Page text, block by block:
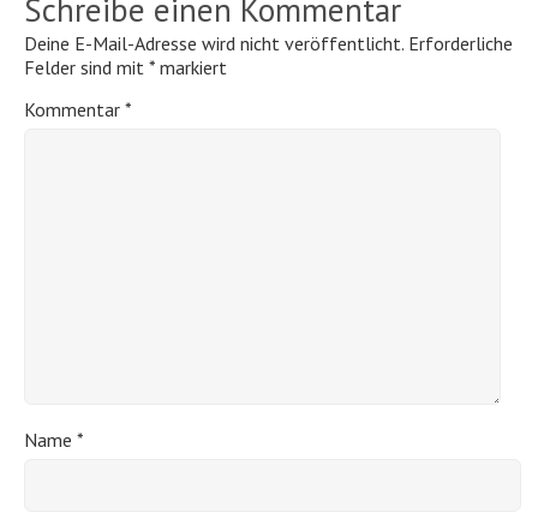
Schreibe einen Kommentar
Deine E-Mail-Adresse wird nicht veröffentlicht. Erforderliche
Felder sind mit * markiert
Kommentar *
Name *